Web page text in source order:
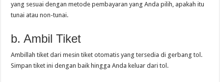
yang sesuai dengan metode pembayaran yang Anda pilih, apakah itu
tunai atau non-tunai.
b. Ambil Tiket
Ambillah tiket dari mesin tiket otomatis yang tersedia di gerbang tol.
Simpan tiket ini dengan baik hingga Anda keluar dari tol.